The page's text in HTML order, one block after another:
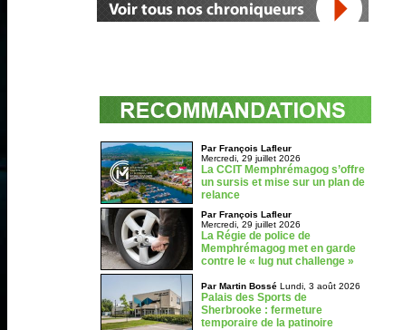
Par François Lafleur
Mercredi, 29 juillet 2026
La CCIT Memphrémagog s’offre
un sursis et mise sur un plan de
relance
Par François Lafleur
Mercredi, 29 juillet 2026
La Régie de police de
Memphrémagog met en garde
contre le « lug nut challenge »
Par Martin BosséLundi, 3 août 2026
Palais des Sports de
Sherbrooke : fermeture
temporaire de la patinoire